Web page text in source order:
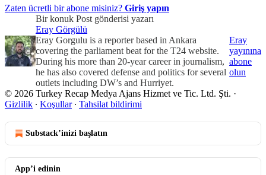
Zaten ücretli bir abone misiniz? Giriş yapın
Bir konuk Post gönderisi yazarı
Eray Görgülü
Eray Gorgulu is a reporter based in Ankara
covering the parliament beat for the T24 website.
During his more than 20-year career in journalism,
he has also covered defense and politics for several
outlets including DW’s and Hurriyet.
Eray
yayınına
abone
olun
© 2026 Turkey Recap Medya Ajans Hizmet ve Tic. Ltd. Şti. ·
Gizlilik ∙ Koşullar∙ Tahsilat bildirimi
Substack’inizi başlatın
App’i edinin